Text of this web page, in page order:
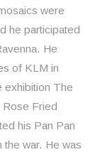
were
he participated
He
of KLM in
exhibition The
Rose Fried
his Pan Pan
war. He was